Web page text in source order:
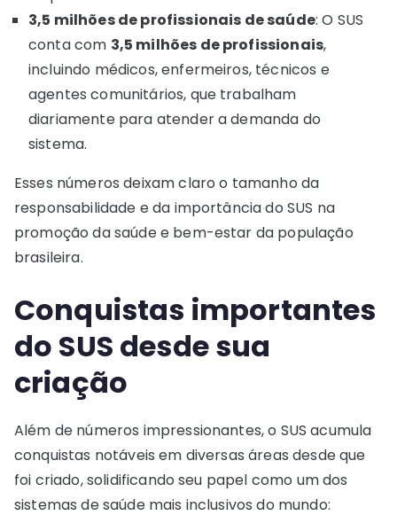
3,5 milhões de profissionais de saúde: O SUS
conta com 3,5 milhões de profissionais,
incluindo médicos, enfermeiros, técnicos e
agentes comunitários, que trabalham
diariamente para atender a demanda do
sistema.
Esses números deixam claro o tamanho da
responsabilidade e da importância do SUS na
promoção da saúde e bem-estar da população
brasileira.
Conquistas importantes
do SUS desde sua
criação
Além de números impressionantes, o SUS acumula
conquistas notáveis em diversas áreas desde que
foi criado, solidificando seu papel como um dos
sistemas de saúde mais inclusivos do mundo: